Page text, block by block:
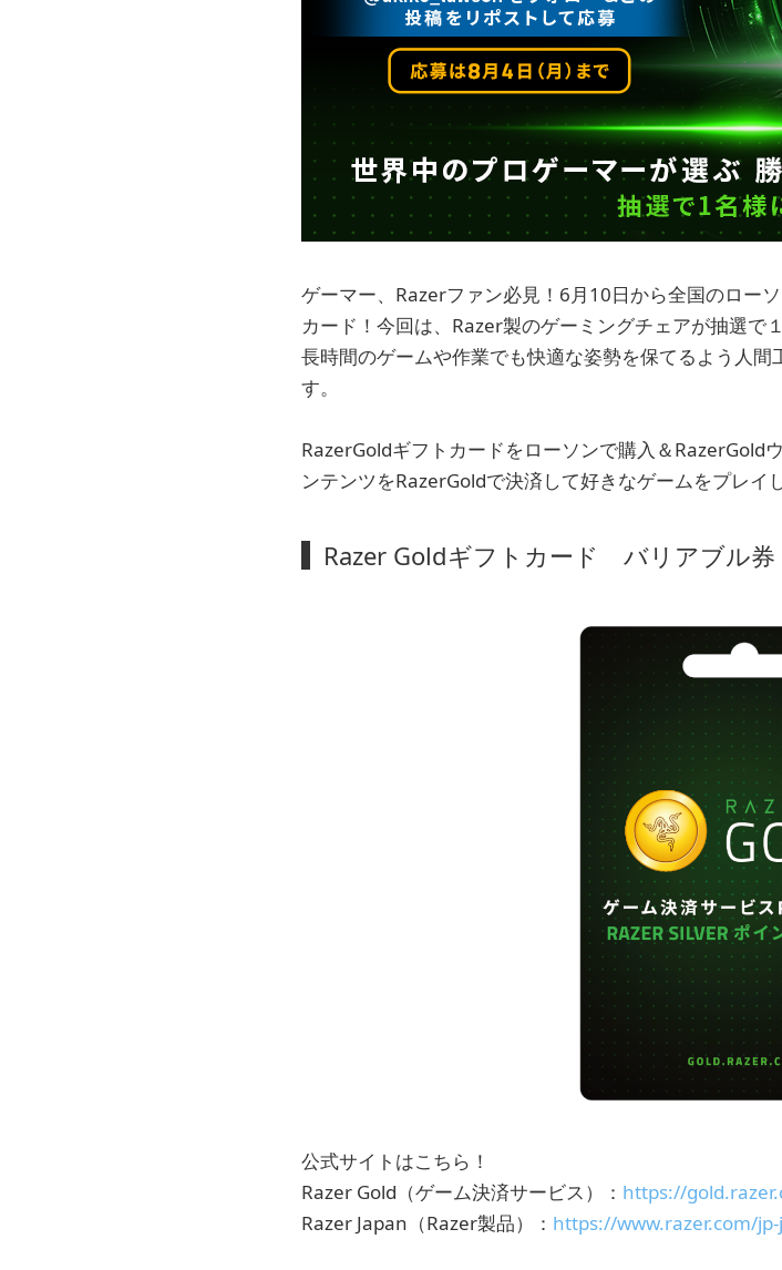
ゲーマー、Razerファン必見！6月10日から全国のロー
カード！今回は、Razer製のゲーミングチェアが抽選で
長時間のゲームや作業でも快適な姿勢を保てるよう人
す。
RazerGoldギフトカードをローソンで購入＆RazerGold
ンテンツをRazerGoldで決済して好きなゲームをプレイ
Razer Goldギフトカード バリアブル券
公式サイトはこちら！
Razer Gold（ゲーム決済サービス）： https://
Razer Japan（Razer製品）： https://www.razer.com/